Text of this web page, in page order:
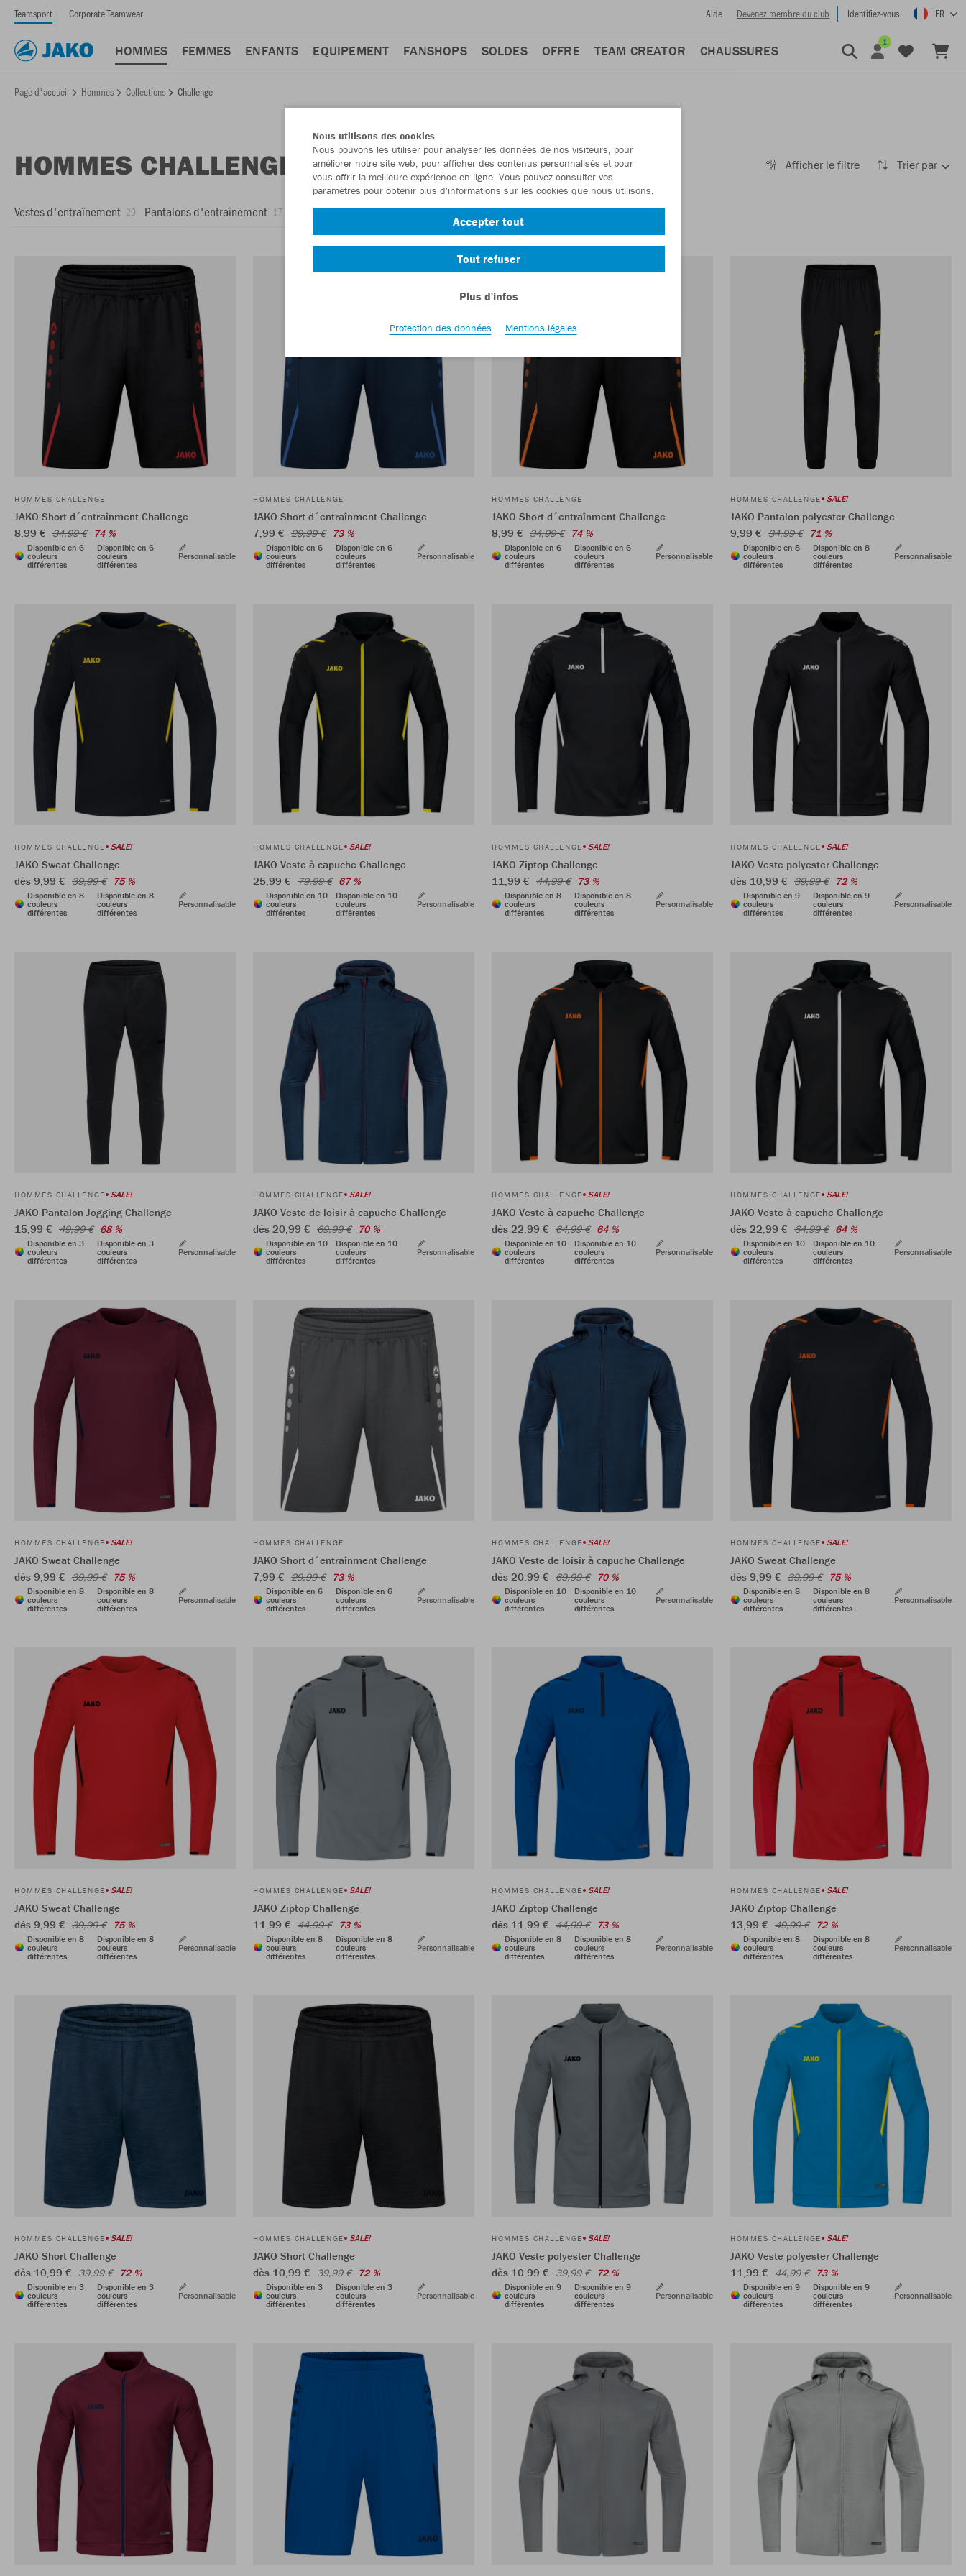
Teamsport Corporate Teamwear Aide Devenez membre du club Identifiez-vous FR
HOMMES FEMMES ENFANTS EQUIPEMENT FANSHOPS SOLDES OFFRE TEAM CREATOR CHAUSSURES
1
Page d'accueil Hommes Collections Challenge
HOMMES CHALLENGE Afficher le filtre Trier par
Vestes d'entraînement 29 Pantalons d'entraînement 17 Vestes 10 Shorts 9 Sweats 8 Ziptops 8 Pantalons 3
HOMMES CHALLENGE
JAKO Short d´entraînment Challenge
8,99 € 34,99 € 74 %
Disponible en 6
couleurs
différentes
Disponible en 6
couleurs
différentes
Personnalisable
HOMMES CHALLENGE
JAKO Short d´entraînment Challenge
7,99 € 29,99 € 73 %
Disponible en 6
couleurs
différentes
Disponible en 6
couleurs
différentes
Personnalisable
HOMMES CHALLENGE
JAKO Short d´entraînment Challenge
8,99 € 34,99 € 74 %
Disponible en 6
couleurs
différentes
Disponible en 6
couleurs
différentes
Personnalisable
HOMMES CHALLENGE SALE!
JAKO Pantalon polyester Challenge
9,99 € 34,99 € 71 %
Disponible en 8
couleurs
différentes
Disponible en 8
couleurs
différentes
Personnalisable
HOMMES CHALLENGE SALE!
JAKO Sweat Challenge
dès 9,99 € 39,99 € 75 %
Disponible en 8
couleurs
différentes
Disponible en 8
couleurs
différentes
Personnalisable
HOMMES CHALLENGE SALE!
JAKO Veste à capuche Challenge
25,99 € 79,99 € 67 %
Disponible en 10
couleurs
différentes
Disponible en 10
couleurs
différentes
Personnalisable
HOMMES CHALLENGE SALE!
JAKO Ziptop Challenge
11,99 € 44,99 € 73 %
Disponible en 8
couleurs
différentes
Disponible en 8
couleurs
différentes
Personnalisable
HOMMES CHALLENGE SALE!
JAKO Veste polyester Challenge
dès 10,99 € 39,99 € 72 %
Disponible en 9
couleurs
différentes
Disponible en 9
couleurs
différentes
Personnalisable
HOMMES CHALLENGE SALE!
JAKO Pantalon Jogging Challenge
15,99 € 49,99 € 68 %
Disponible en 3
couleurs
différentes
Disponible en 3
couleurs
différentes
Personnalisable
HOMMES CHALLENGE SALE!
JAKO Veste de loisir à capuche Challenge
dès 20,99 € 69,99 € 70 %
Disponible en 10
couleurs
différentes
Disponible en 10
couleurs
différentes
Personnalisable
HOMMES CHALLENGE SALE!
JAKO Veste à capuche Challenge
dès 22,99 € 64,99 € 64 %
Disponible en 10
couleurs
différentes
Disponible en 10
couleurs
différentes
Personnalisable
HOMMES CHALLENGE SALE!
JAKO Veste à capuche Challenge
dès 22,99 € 64,99 € 64 %
Disponible en 10
couleurs
différentes
Disponible en 10
couleurs
différentes
Personnalisable
HOMMES CHALLENGE SALE!
JAKO Sweat Challenge
dès 9,99 € 39,99 € 75 %
Disponible en 8
couleurs
différentes
Disponible en 8
couleurs
différentes
Personnalisable
HOMMES CHALLENGE
JAKO Short d´entraînment Challenge
7,99 € 29,99 € 73 %
Disponible en 6
couleurs
différentes
Disponible en 6
couleurs
différentes
Personnalisable
HOMMES CHALLENGE SALE!
JAKO Veste de loisir à capuche Challenge
dès 20,99 € 69,99 € 70 %
Disponible en 10
couleurs
différentes
Disponible en 10
couleurs
différentes
Personnalisable
HOMMES CHALLENGE SALE!
JAKO Sweat Challenge
dès 9,99 € 39,99 € 75 %
Disponible en 8
couleurs
différentes
Disponible en 8
couleurs
différentes
Personnalisable
HOMMES CHALLENGE SALE!
JAKO Sweat Challenge
dès 9,99 € 39,99 € 75 %
Disponible en 8
couleurs
différentes
Disponible en 8
couleurs
différentes
Personnalisable
HOMMES CHALLENGE SALE!
JAKO Ziptop Challenge
11,99 € 44,99 € 73 %
Disponible en 8
couleurs
différentes
Disponible en 8
couleurs
différentes
Personnalisable
HOMMES CHALLENGE SALE!
JAKO Ziptop Challenge
dès 11,99 € 44,99 € 73 %
Disponible en 8
couleurs
différentes
Disponible en 8
couleurs
différentes
Personnalisable
HOMMES CHALLENGE SALE!
JAKO Ziptop Challenge
13,99 € 49,99 € 72 %
Disponible en 8
couleurs
différentes
Disponible en 8
couleurs
différentes
Personnalisable
HOMMES CHALLENGE SALE!
JAKO Short Challenge
dès 10,99 € 39,99 € 72 %
Disponible en 3
couleurs
différentes
Disponible en 3
couleurs
différentes
Personnalisable
HOMMES CHALLENGE SALE!
JAKO Short Challenge
dès 10,99 € 39,99 € 72 %
Disponible en 3
couleurs
différentes
Disponible en 3
couleurs
différentes
Personnalisable
HOMMES CHALLENGE SALE!
JAKO Veste polyester Challenge
dès 10,99 € 39,99 € 72 %
Disponible en 9
couleurs
différentes
Disponible en 9
couleurs
différentes
Personnalisable
HOMMES CHALLENGE SALE!
JAKO Veste polyester Challenge
11,99 € 44,99 € 73 %
Disponible en 9
couleurs
différentes
Disponible en 9
couleurs
différentes
Personnalisable
Nous utilisons des cookies
Nous pouvons les utiliser pour analyser les données de nos visiteurs, pour
améliorer notre site web, pour afficher des contenus personnalisés et pour
vous offrir la meilleure expérience en ligne. Vous pouvez consulter vos
paramètres pour obtenir plus d'informations sur les cookies que nous utilisons.
Accepter tout
Tout refuser
Plus d'infos
Protection des données Mentions légales